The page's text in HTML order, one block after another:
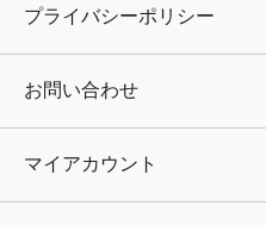
プライバシーポリシー
お問い合わせ
マイアカウント